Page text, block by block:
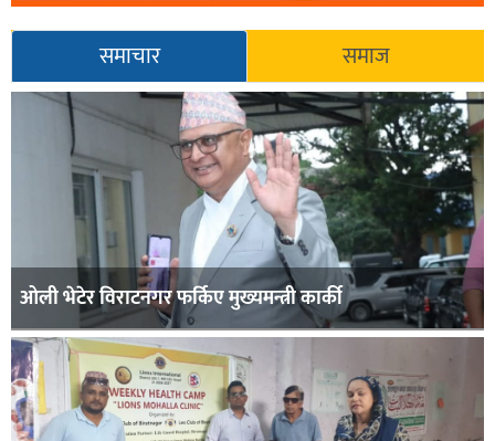
समाचार समाज
ओली भेटेर विराटनगर फर्किए मुख्यमन्त्री कार्की